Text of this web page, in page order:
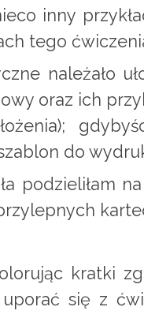
inny
tego
należało
oraz ich
do
podzieliłam
kratki
się z